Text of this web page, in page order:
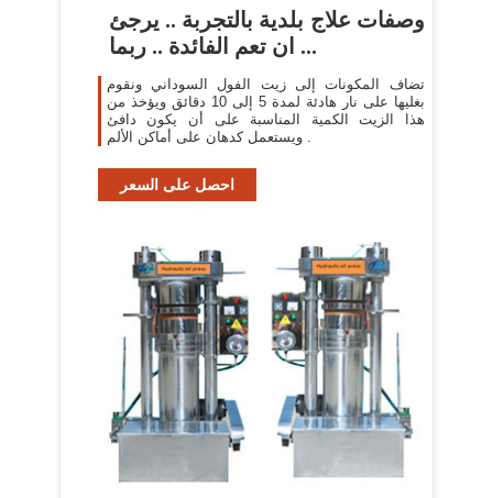
وصفات علاج بلدية بالتجربة .. يرجئ
ان تعم الفائدة .. ربما ...
تضاف المكونات إلى زيت الفول السوداني ونقوم
بغليها على نار هادئة لمدة 5 إلى 10 دقائق ويؤخذ من
هذا الزيت الكمية المناسبة على أن يكون دافئ
ويستعمل كدهان على أماكن الألم .
احصل على السعر